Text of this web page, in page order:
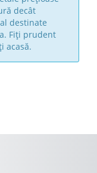
decât
destinate
Fiți prudent
acasă.